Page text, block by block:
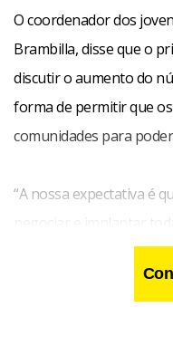
O coordenador dos
Brambilla, disse que o
discutir o aumento do
forma de permitir que
comunidades para
“A nossa expectativa é
juventude do campo o
pedimos para falar com